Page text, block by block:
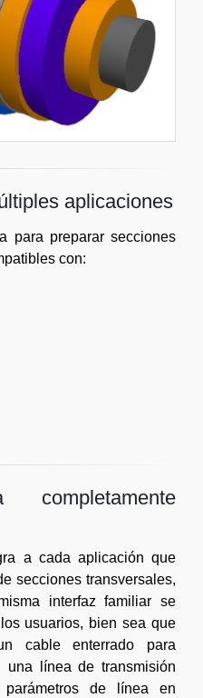
aplicaciones
para preparar secciones
con:
completamente
a cada aplicación que
secciones transversales,
interfaz familiar se
usuarios, bien sea que
cable enterrado para
una línea de transmisión
de línea en